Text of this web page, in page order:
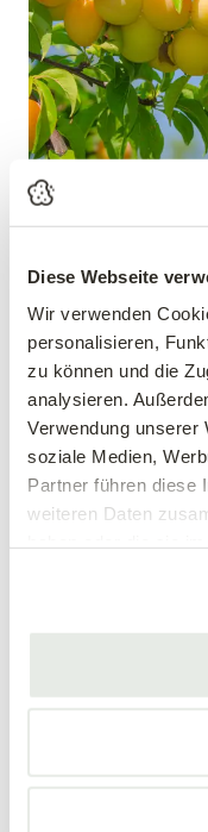
Diese Webseite
Wir verwenden
personalisieren,
zu können und die
analysieren.
Verwendung unserer
soziale Medien,
Partner führen diese
weiteren Daten
Mirabelle 'Mirabelle
Nancy'
mehrere Varianten